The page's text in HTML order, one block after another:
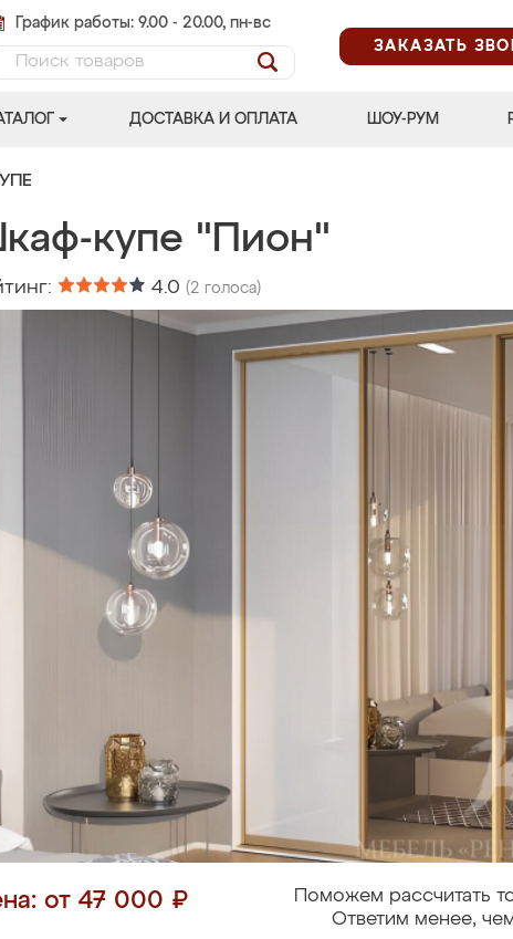
График работы: 9.00 - 20.00, пн-вс
ЗАКАЗАТЬ
ДОСТАВКА И ОПЛАТА ШОУ-РУМ
купе "Пион"
4.0 (2 голоса)
от 47 000 ₽
Поможем рассчитать
Ответим менее,